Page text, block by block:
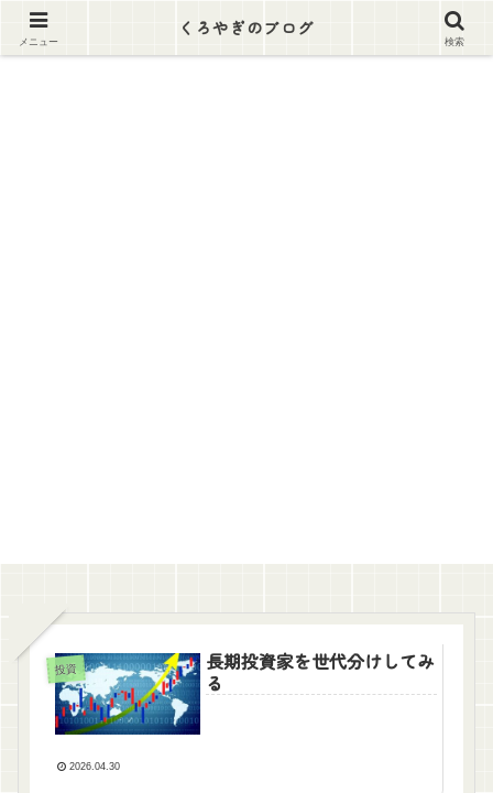
逃げ出そう この労働地獄から
投資
長期投資家を世代分けしてみ
る
2026.04.30
メニュー
くろやぎのブログ
検索